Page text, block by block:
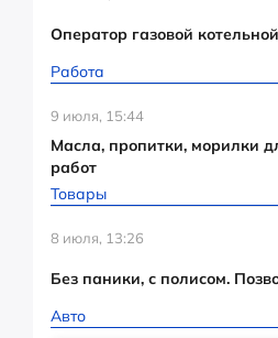
Оператор газовой котельной
Работа
9 июля, 15:44
Масла, пропитки, морилки
работ
Товары
8 июля, 13:26
Без паники, с полисом.
Авто